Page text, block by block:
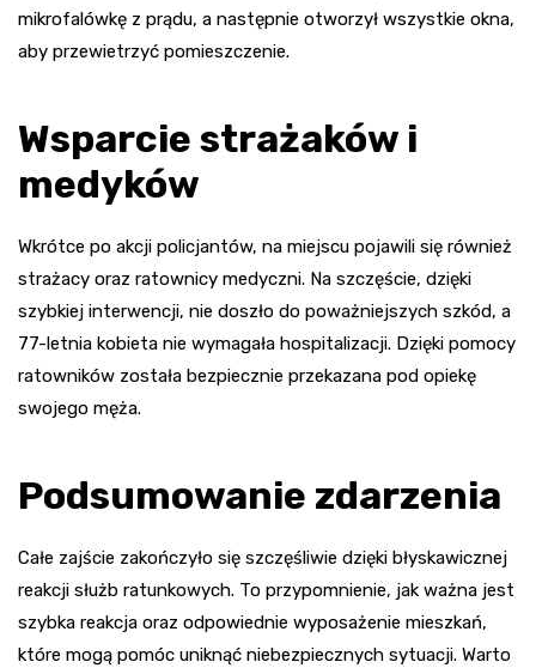
mikrofalówkę z prądu, a następnie otworzył wszystkie okna,
aby przewietrzyć pomieszczenie.
Wsparcie strażaków i
medyków
Wkrótce po akcji policjantów, na miejscu pojawili się również
strażacy oraz ratownicy medyczni. Na szczęście, dzięki
szybkiej interwencji, nie doszło do poważniejszych szkód, a
77-letnia kobieta nie wymagała hospitalizacji. Dzięki pomocy
ratowników została bezpiecznie przekazana pod opiekę
swojego męża.
Podsumowanie zdarzenia
Całe zajście zakończyło się szczęśliwie dzięki błyskawicznej
reakcji służb ratunkowych. To przypomnienie, jak ważna jest
szybka reakcja oraz odpowiednie wyposażenie mieszkań,
które mogą pomóc uniknąć niebezpiecznych sytuacji. Warto